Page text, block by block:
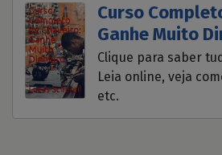
Curso
Ganhe Muito
Clique para saber
Leia online, veja
etc.